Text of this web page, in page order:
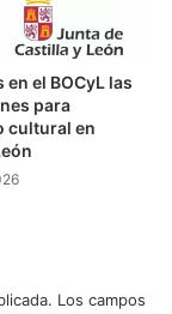
en el BOCyL las
para
cultural en
Los campos